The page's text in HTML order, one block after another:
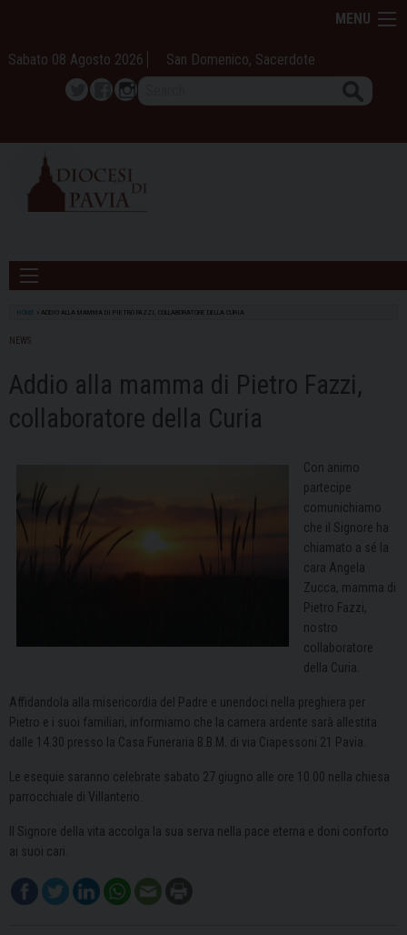
content
MENU
Sabato 08 Agosto 2026 San Domenico, Sacerdote
TwitterFacebook
Instagram
HOME ADDIO ALLA MAMMA DI PIETRO FAZZI, COLLABORATORE DELLA CURIA
NEWS
Addio alla mamma di Pietro Fazzi,
collaboratore della Curia
Con animo
partecipe
comunichiamo
che il Signore ha
chiamato a sé la
cara Angela
Zucca, mamma di
Pietro Fazzi,
nostro
collaboratore
della Curia.
Affidandola alla misericordia del Padre e unendoci nella preghiera per
Pietro e i suoi familiari, informiamo che la camera ardente sarà allestita
dalle 14.30 presso la Casa Funeraria B.B.M. di via Ciapessoni 21 Pavia.
Le esequie saranno celebrate sabato 27 giugno alle ore 10.00 nella chiesa
parrocchiale di Villanterio.
Il Signore della vita accolga la sua serva nella pace eterna e doni conforto
ai suoi cari.